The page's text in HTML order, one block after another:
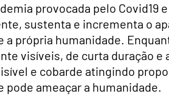
provocada pelo Covid19
sustenta e incrementa o
própria humanidade.
visíveis, de curta duração e
e cobarde atingindo
ameaçar a humanidade.